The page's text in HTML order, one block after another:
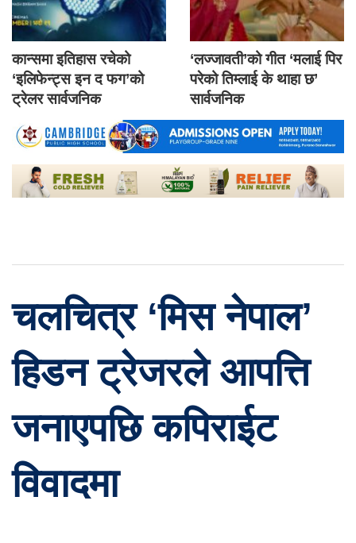
कान्समा इतिहास रचेको
‘इलिफेन्ट्स इन द फग’को
ट्रेलर सार्वजनिक
‘लज्जावती’को गीत ‘मलाई पिर
परेको तिम्लाई के थाहा छ’
सार्वजनिक
चलचित्र ‘मिस नेपाल’
हिडन ट्रेजरले आपत्ति
जनाएपछि कपिराईट
विवादमा